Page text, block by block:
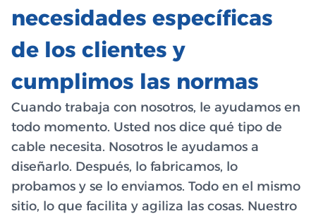
necesidades específicas
de los clientes y
cumplimos las normas
Cuando trabaja con nosotros, le ayudamos en
todo momento. Usted nos dice qué tipo de
cable necesita. Nosotros le ayudamos a
diseñarlo. Después, lo fabricamos, lo
probamos y se lo enviamos. Todo en el mismo
sitio, lo que facilita y agiliza las cosas. Nuestro